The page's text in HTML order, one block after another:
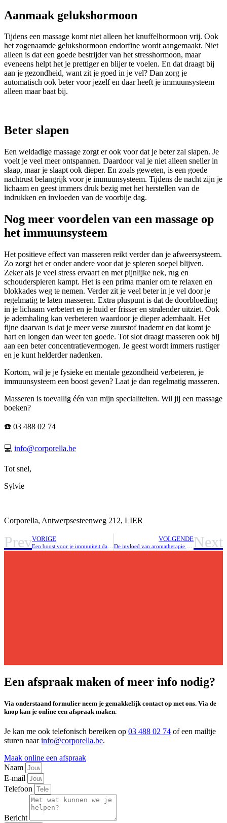
Aanmaak gelukshormoon
Tijdens een massage komt niet alleen het knuffelhormoon vrij. Ook
het zogenaamde gelukshormoon endorfine wordt aangemaakt. Niet
alleen is dat een goede bestrijder van het stresshormoon, maar
eveneens helpt het je prettiger en blijer te voelen. En dat draagt bij
aan je gezondheid, want zit je goed in je vel? Dan zorg je
automatisch ook beter voor jezelf en daar heeft je immuunsysteem
alleen maar baat bij.
Beter slapen
Een weldadige massage zorgt er ook voor dat je beter zal slapen. Je
voelt je veel meer ontspannen. Daardoor val je niet alleen sneller in
slaap, maar je slaapt ook dieper. En zoals geweten, is een goede
nachtrust belangrijk voor je immuunsysteem. Tijdens de nacht zijn je
lichaam en geest immers druk bezig met het herstellen van de
indrukken en invloeden van de voorbije dag.
Nog meer voordelen van een massage op
het immuunsysteem
Het positieve effect van masseren reikt verder dan je afweersysteem.
Zo zorgt het er onder andere voor dat je spieren soepel blijven.
Zeker als je veel stress ervaart en met pijnlijke nek, rug en
schouderspieren kampt. Het is een prima manier om te relaxen en
blokkades weg te nemen. Verder zit je veel beter in je vel door je
regelmatig te laten masseren. Extra pluspunt is dat de doorbloeding
in je lichaam verbetert en je huid er frisser en stralender uitziet. Ook
je ademhaling kan verbeteren waardoor je dieper ademhaalt. Het
fijne daarvan is dat je meer verse zuurstof inademt en dat komt je
hart en longen dan weer ten goede. Tot slot draagt masseren ook bij
aan een beter concentratievermogen. Je geest wordt immers rustiger
en je kunt helderder nadenken.
Kortom, wil je je fysieke en mentale gezondheid verbeteren, je
immuunsysteem een boost geven? Laat je dan regelmatig masseren.
Masseren is toevallig één van mijn specialiteiten. Wil jij een massage
boeken?
☎️ 03 488 02 74
💻 info@corporella.be
Tot snel,
Sylvie
Corporella, Antwerpsesteenweg 212, LIER
PrevVORIGE VOLGENDENext
Een afspraak maken of meer info nodig?
Via onderstaand formulier neem je gemakkelijk contact op met ons. Via de
knop kan je online een afspraak maken.
Je kan me ook telefonisch bereiken op 03 488 02 74 of een mailtje
sturen naarinfo@corporella.be.
Maak online een afspraak
Naam
E-mail
Telefoon
Bericht